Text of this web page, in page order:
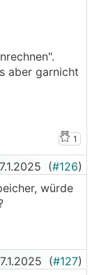
aber garnicht
1
(#126)
würde
(#127)